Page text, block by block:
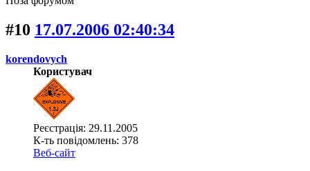
#10 17.07.2006 02:40:34
korendovych
Користувач
Реєстрація: 29.11.2005
К-ть повідомлень: 378
Веб-сайт